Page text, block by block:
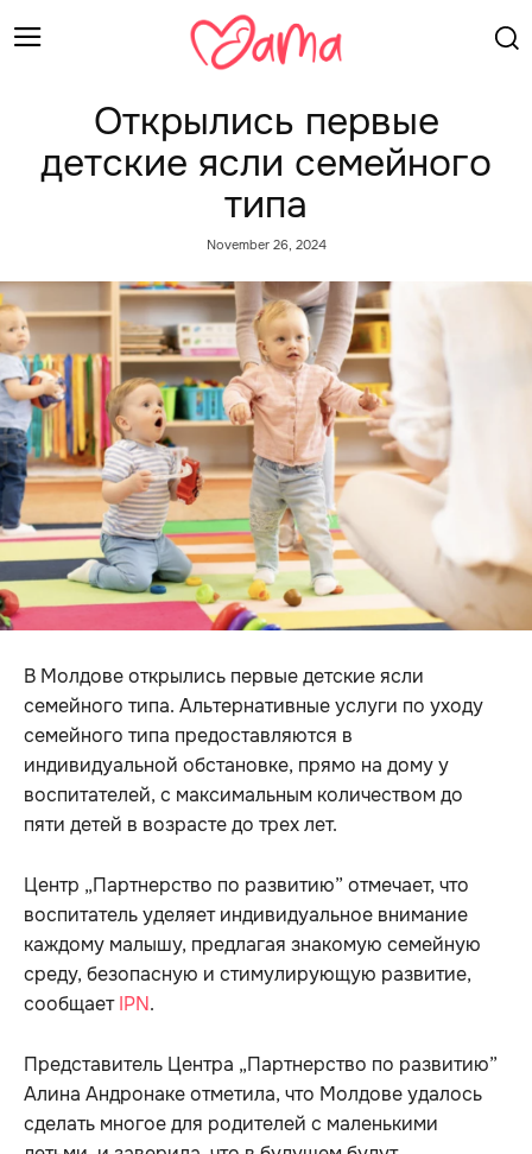
Открылись первые
детские ясли семейного
типа
November 26, 2024
В Молдове открылись первые детские ясли
семейного типа. Альтернативные услуги по уходу
семейного типа предоставляются в
индивидуальной обстановке, прямо на дому у
воспитателей, с максимальным количеством до
пяти детей в возрасте до трех лет.
Центр „Партнерство по развитию” отмечает, что
воспитатель уделяет индивидуальное внимание
каждому малышу, предлагая знакомую семейную
среду, безопасную и стимулирующую развитие,
сообщаетIPN.
Представитель Центра „Партнерство по развитию”
Алина Андронаке отметила, что Молдове удалось
сделать многое для родителей с маленькими